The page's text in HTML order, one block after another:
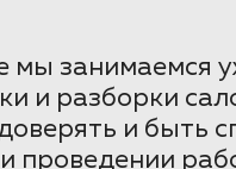
занимаемся
и разборки
и
проведении